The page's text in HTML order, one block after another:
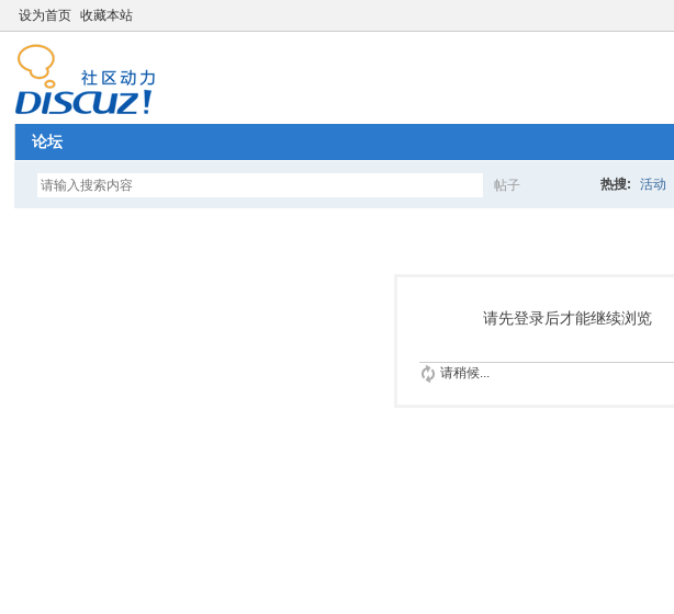
设为首页 收藏本站
论坛
帖子
索
热搜: 活动
请先登录后才能继续浏览
请稍候...